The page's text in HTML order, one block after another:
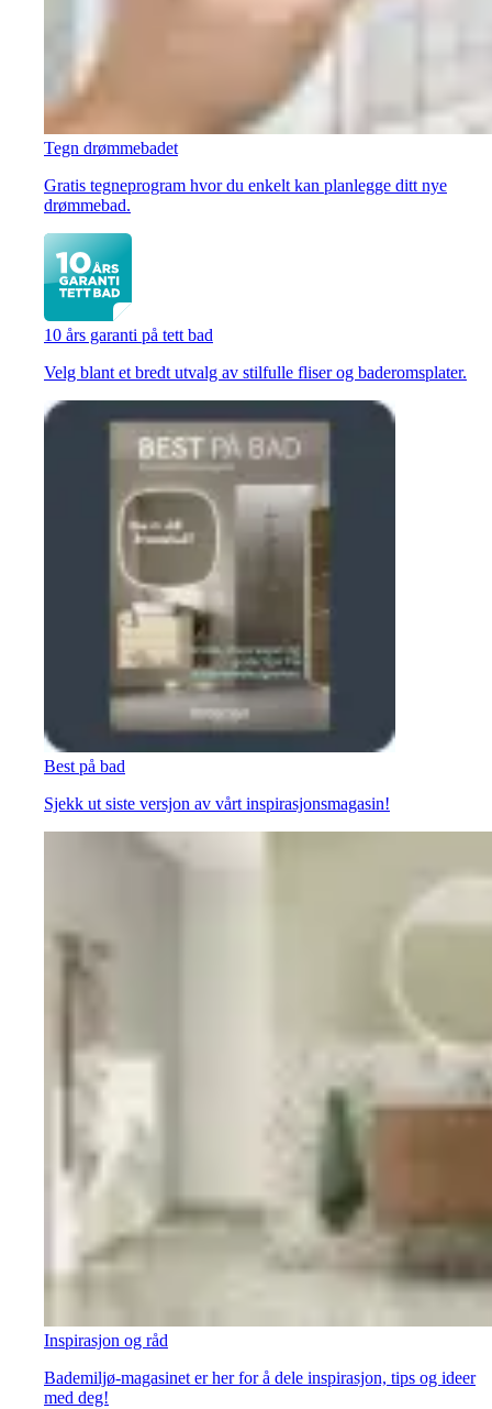
Tegn drømmebadet
Gratis tegneprogram hvor du enkelt kan planlegge ditt nye
drømmebad.
10 års garanti på tett bad
Velg blant et bredt utvalg av stilfulle fliser og baderomsplater.
Best på bad
Sjekk ut siste versjon av vårt inspirasjonsmagasin!
Inspirasjon og råd
Bademiljø-magasinet er her for å dele inspirasjon, tips og ideer
med deg!